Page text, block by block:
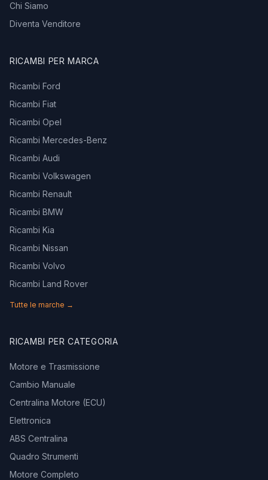
Chi Siamo
Diventa Venditore
RICAMBI PER MARCA
Ricambi Ford
Ricambi Fiat
Ricambi Opel
Ricambi Mercedes-Benz
Ricambi Audi
Ricambi Volkswagen
Ricambi Renault
Ricambi BMW
Ricambi Kia
Ricambi Nissan
Ricambi Volvo
Ricambi Land Rover
Tutte le marche →
RICAMBI PER CATEGORIA
Motore e Trasmissione
Cambio Manuale
Centralina Motore (ECU)
Elettronica
ABS Centralina
Quadro Strumenti
Motore Completo